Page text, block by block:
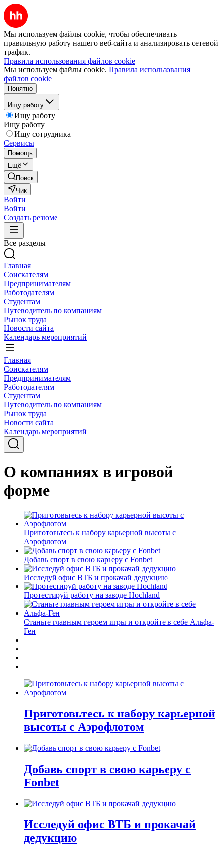
Мы используем файлы cookie, чтобы обеспечивать
правильную работу нашего веб-сайта и анализировать сетевой
трафик.
Правила использования файлов cookie
Мы используем файлы cookie. Правила использования
файлов cookie
Понятно
Ищу работу
Ищу работу
Ищу работу
Ищу сотрудника
Сервисы
Помощь
Ещё
Поиск
Чик
Войти
Войти
Создать резюме
Все разделы
Главная
Соискателям
Предпринимателям
Работодателям
Студентам
Путеводитель по компаниям
Рынок труда
Новости сайта
Календарь мероприятий
Главная
Соискателям
Предпринимателям
Работодателям
Студентам
Путеводитель по компаниям
Рынок труда
Новости сайта
Календарь мероприятий
О компаниях в игровой
форме
Приготовьтесь к набору карьерной высоты с
Аэрофлотом
Добавь спорт в свою карьеру с Fonbet
Исследуй офис ВТБ и прокачай дедукцию
Протестируй работу на заводе Hochland
Станьте главным героем игры и откройте в себе Альфа-
Ген
Приготовьтесь к набору карьерной
высоты с Аэрофлотом
Добавь спорт в свою карьеру с
Fonbet
Исследуй офис ВТБ и прокачай
дедукцию